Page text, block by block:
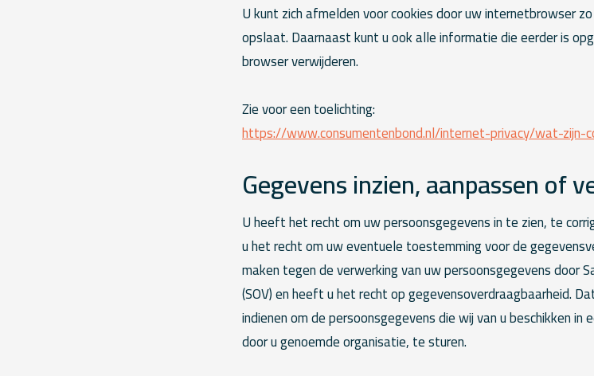
U kunt zich afmelden voor cookies door uw internetbrowser
opslaat. Daarnaast kunt u ook alle informatie die eerder is
browser verwijderen.
Zie voor een toelichting:
https://www.consumentenbond.nl/internet-privacy/wat-zijn-
Gegevens inzien, aanpassen of
U heeft het recht om uw persoonsgegevens in te zien, te
u het recht om uw eventuele toestemming voor de
maken tegen de verwerking van uw persoonsgegevens door
(SOV) en heeft u het recht op gegevensoverdraagbaarheid.
indienen om de persoonsgegevens die wij van u beschikken
door u genoemde organisatie, te sturen.